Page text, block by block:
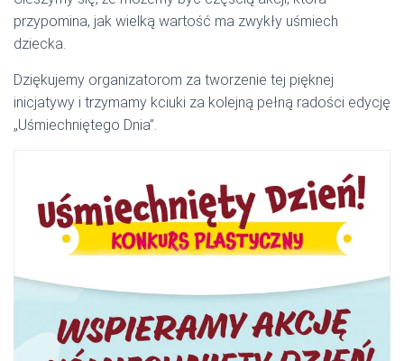
przypomina, jak wielką wartość ma zwykły uśmiech
dziecka.
Dziękujemy organizatorom za tworzenie tej pięknej
inicjatywy i trzymamy kciuki za kolejną pełną radości edycję
„Uśmiechniętego Dnia”.